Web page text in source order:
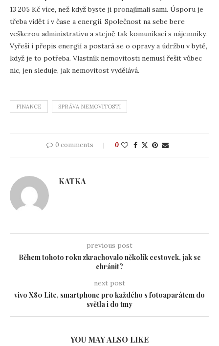
13 205 Kč více, než když byste ji pronajímali sami. Úsporu je
třeba vidět i v čase a energii. Společnost na sebe bere
veškerou administrativu a stejně tak komunikaci s nájemníky.
Vyřeší i přepis energií a postará se o opravy a údržbu v bytě,
když je to potřeba. Vlastník nemovitosti nemusí řešit vůbec
nic, jen sleduje, jak nemovitost vydělává.
FINANCE SPRÁVA NEMOVITOSTI
0 comments 0
KATKA
previous post
Během tohoto roku zkrachovalo několik cestovek, jak se
chránit?
next post
vivo X80 Lite, smartphone pro každého s fotoaparátem do
světla i do tmy
YOU MAY ALSO LIKE